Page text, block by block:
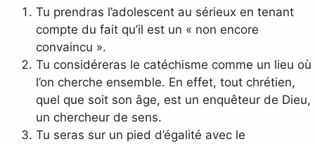
Tu prendras l’adolescent au sérieux en tenant
compte du fait qu’il est un « non encore
convaincu ».
Tu considéreras le catéchisme comme un lieu où
l’on cherche ensemble. En effet, tout chrétien,
quel que soit son âge, est un enquêteur de Dieu,
un chercheur de sens.
Tu seras sur un pied d’égalité avec le